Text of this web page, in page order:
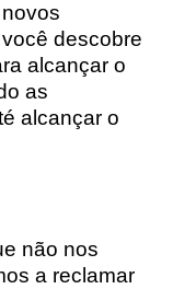
descobre
alcançar o
as
alcançar o
não nos
a reclamar